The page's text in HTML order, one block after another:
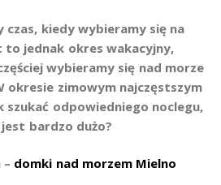
czas, kiedy wybieramy się na
to jednak okres wakacyjny,
wybieramy się nad morze
okresie zimowym najczęstszym
szukać odpowiedniego noclegu,
bardzo dużo?
domki nad morzem Mielno